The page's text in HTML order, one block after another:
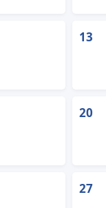
13
20
27